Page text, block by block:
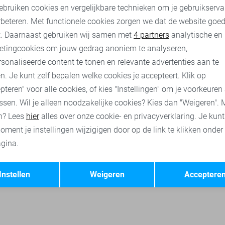
Vero Moda t-shirts Vero Moda tops Vero Moda truien
cookies Marketing cookies
Terug Opslaan
cookies en vergelijkbare technieken om je
Met functionele cookies zorgen we dat de website goed
Daarnaast gebruiken wij samen met 4 partners analytische en
om jouw gedrag anoniem te analyseren,
content te tonen en relevante advertenties aan te
Je kunt zelf bepalen welke cookies je accepteert. Klik op
voor alle cookies, of kies "Instellingen" om je voorkeuren
Wil je alleen noodzakelijke cookies? Kies dan "Weigeren".
Lees hieralles over onze cookie- en privacyverklaring. Je
je instellingen wijzigigen door op de link te klikken onder
Weigeren